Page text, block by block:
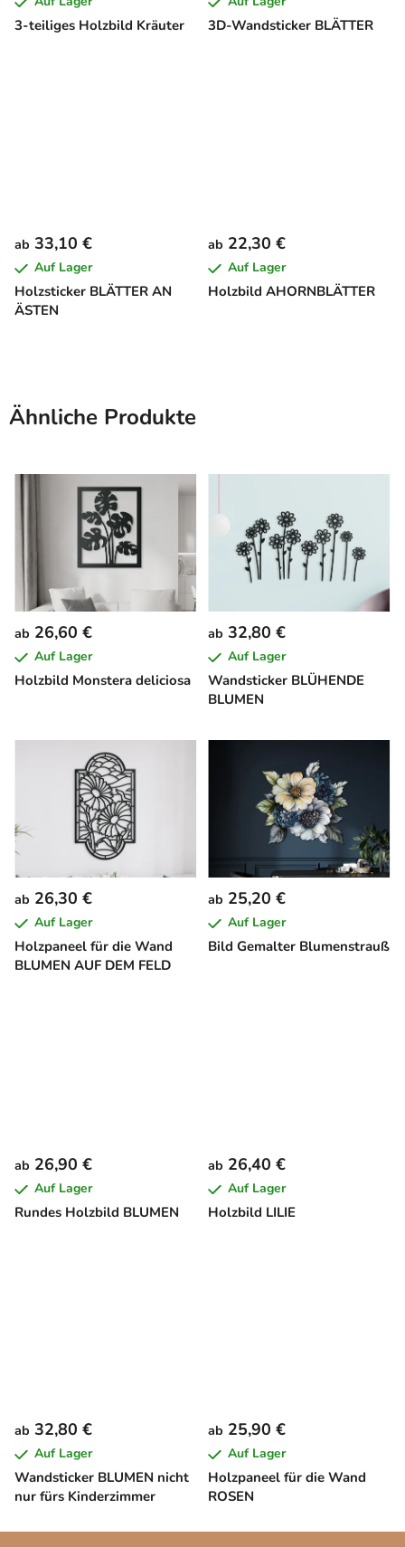
3-teiliges Holzbild Kräuter 3D-Wandsticker BLÄTTER
Holzsticker BLÄTTER AN
ÄSTEN
ab 33,10 €
Auf Lager
Holzbild AHORNBLÄTTER
ab 22,30 €
Auf Lager
Ähnliche Produkte
Holzbild Monstera deliciosa
ab 26,60 €
Auf Lager
Wandsticker BLÜHENDE
BLUMEN
ab 32,80 €
Auf Lager
Holzpaneel für die Wand
BLUMEN AUF DEM FELD
ab 26,30 €
Auf Lager
Bild Gemalter Blumenstrauß
ab 25,20 €
Auf Lager
Rundes Holzbild BLUMEN
ab 26,90 €
Auf Lager
Holzbild LILIE
ab 26,40 €
Auf Lager
Wandsticker BLUMEN nicht
nur fürs Kinderzimmer
ab 32,80 €
Auf Lager
Holzpaneel für die Wand
ROSEN
ab 25,90 €
Auf Lager